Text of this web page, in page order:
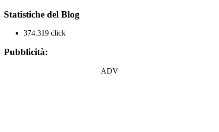
Statistiche del Blog
374.319 click
Pubblicità:
ADV